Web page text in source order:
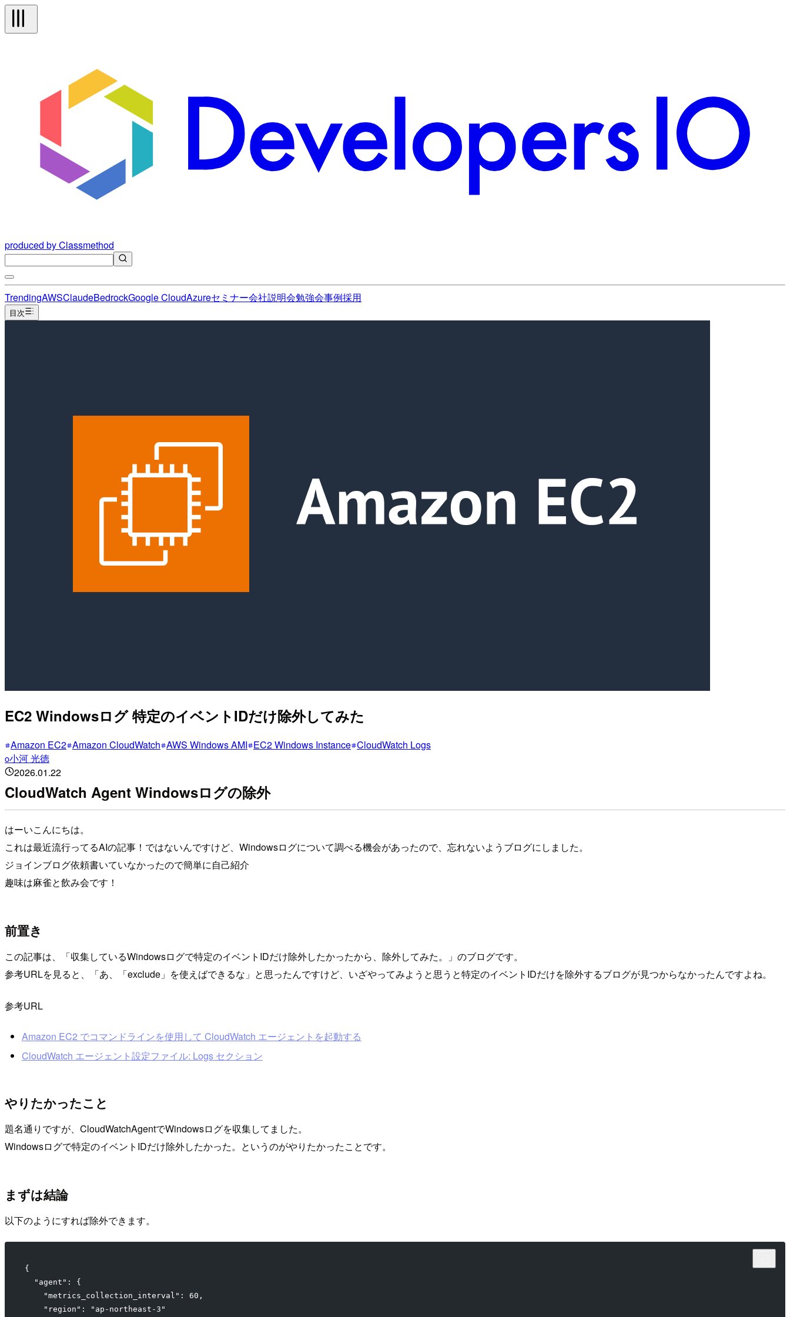
produced by Classmethod
TrendingAWSClaudeBedrockGoogle CloudAzureセミナー会社説明会勉強会事例採用
目次
EC2 Windowsログ 特定のイベントIDだけ除外してみた
Amazon EC2 Amazon CloudWatch AWS Windows AMI EC2 Windows Instance CloudWatch Logs
o小河 光徳
2026.01.22
CloudWatch Agent Windowsログの除外
はーいこんにちは。
これは最近流行ってるAIの記事！ではないんですけど、Windowsログについて調べる機会があったので、忘れないようブログにしました。
ジョインブログ依頼書いていなかったので簡単に自己紹介
趣味は麻雀と飲み会です！
前置き
この記事は、「収集しているWindowsログで特定のイベントIDだけ除外したかったから、除外してみた。」のブログです。
参考URLを見ると、「あ、「exclude」を使えばできるな」と思ったんですけど、いざやってみようと思うと特定のイベントIDだけを除外するブログが見つからなかったんですよね。
参考URL
Amazon EC2 でコマンドラインを使用して CloudWatch エージェントを起動する
CloudWatch エージェント設定ファイル: Logs セクション
やりたかったこと
題名通りですが、CloudWatchAgentでWindowsログを収集してました。
Windowsログで特定のイベントIDだけ除外したかった。というのがやりたかったことです。
まずは結論
以下のようにすれば除外できます。
{
  "agent": {
    "metrics_collection_interval": 60,
    "region": "ap-northeast-3"